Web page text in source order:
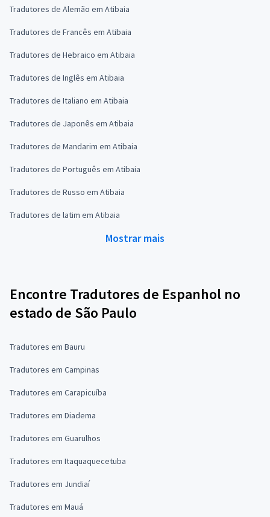
Tradutores de Alemão em Atibaia
Tradutores de Francês em Atibaia
Tradutores de Hebraico em Atibaia
Tradutores de Inglês em Atibaia
Tradutores de Italiano em Atibaia
Tradutores de Japonês em Atibaia
Tradutores de Mandarim em Atibaia
Tradutores de Português em Atibaia
Tradutores de Russo em Atibaia
Tradutores de latim em Atibaia
Mostrar mais
Encontre Tradutores de Espanhol no
estado de São Paulo
Tradutores em Bauru
Tradutores em Campinas
Tradutores em Carapicuíba
Tradutores em Diadema
Tradutores em Guarulhos
Tradutores em Itaquaquecetuba
Tradutores em Jundiaí
Tradutores em Mauá